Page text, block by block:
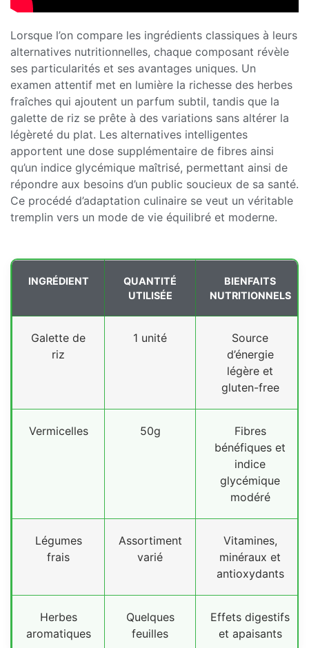
Lorsque l’on compare les ingrédients classiques à leurs
alternatives nutritionnelles, chaque composant révèle
ses particularités et ses avantages uniques. Un
examen attentif met en lumière la richesse des herbes
fraîches qui ajoutent un parfum subtil, tandis que la
galette de riz se prête à des variations sans altérer la
légèreté du plat. Les alternatives intelligentes
apportent une dose supplémentaire de fibres ainsi
qu’un indice glycémique maîtrisé, permettant ainsi de
répondre aux besoins d’un public soucieux de sa santé.
Ce procédé d’adaptation culinaire se veut un véritable
tremplin vers un mode de vie équilibré et moderne.
INGRÉDIENT
QUANTITÉ
UTILISÉE
BIENFAITS
NUTRITIONNELS
Galette de
riz
1 unité
Source
d’énergie
légère et
gluten-free
Vermicelles 50g
Fibres
bénéfiques et
indice
glycémique
modéré
Légumes
frais
Assortiment
varié
Vitamines,
minéraux et
antioxydants
Herbes
aromatiques
Quelques
feuilles
Effets digestifs
et apaisants